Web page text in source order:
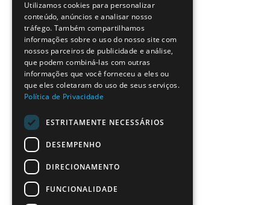
ENGLISH
Utilizamos cookies para personalizar
conteúdo, anúncios e analisar nosso
tráfego. Também compartilhamos
informações sobre o uso do nosso site com
nossos parceiros de publicidade e análise,
que podem combiná-las com outras
informações que você forneceu a eles ou
que eles coletaram do uso de seus serviços.
Política de Privacidade
ESTRITAMENTE NECESSÁRIOS
DESEMPENHO
DIRECIONAMENTO
FUNCIONALIDADE